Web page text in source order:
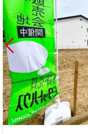
を
す
購入向け
サービス
売却向け
サービス
住まいと
暮らしの
税金の本